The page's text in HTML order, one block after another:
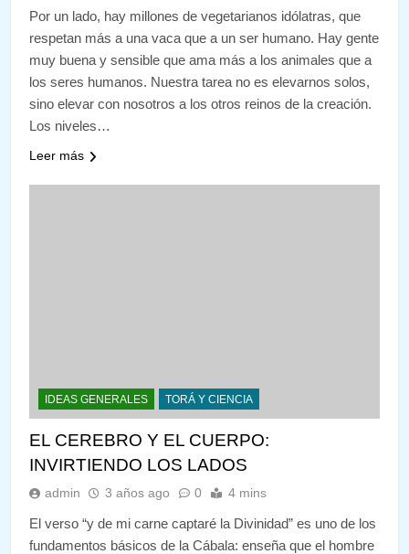
Por un lado, hay millones de vegetarianos idólatras, que
respetan más a una vaca que a un ser humano. Hay gente
muy buena y sensible que ama más a los animales que a
los seres humanos. Nuestra tarea no es elevarnos solos,
sino elevar con nosotros a los otros reinos de la creación.
Los niveles…
Leer más
IDEAS GENERALES TORÁ Y CIENCIA
EL CEREBRO Y EL CUERPO:
INVIRTIENDO LOS LADOS
admin 3 años ago 0 4 mins
El verso “y de mi carne captaré la Divinidad” es uno de los
fundamentos básicos de la Cábala: enseña que el hombre